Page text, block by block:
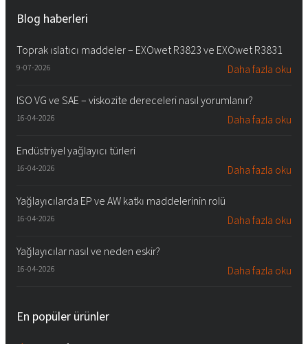
Blog haberleri
Toprak ıslatıcı maddeler – EXOwet R3823 ve EXOwet R3831
9-07-2026 Daha fazla oku
ISO VG ve SAE – viskozite dereceleri nasıl yorumlanır?
16-04-2026 Daha fazla oku
Endüstriyel yağlayıcı türleri
16-04-2026 Daha fazla oku
Yağlayıcılarda EP ve AW katkı maddelerinin rolü
16-04-2026 Daha fazla oku
Yağlayıcılar nasıl ve neden eskir?
16-04-2026 Daha fazla oku
En popüler ürünler